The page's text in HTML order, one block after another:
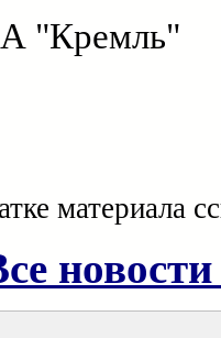
"Кремль"
материала